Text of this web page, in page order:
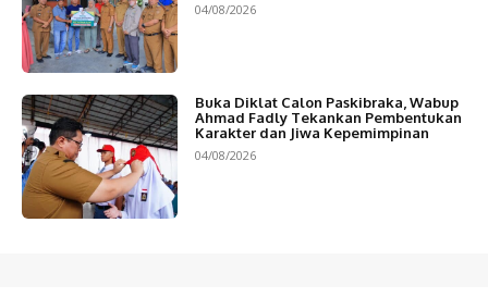
04/08/2026
Buka Diklat Calon Paskibraka, Wabup
Ahmad Fadly Tekankan Pembentukan
Karakter dan Jiwa Kepemimpinan
04/08/2026